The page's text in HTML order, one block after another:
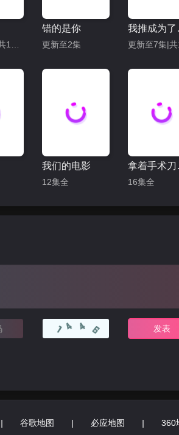
错的是你
更新至2集
我
我们的电影
12集全 16集全
| 谷歌地图 | 必应地图 | 360